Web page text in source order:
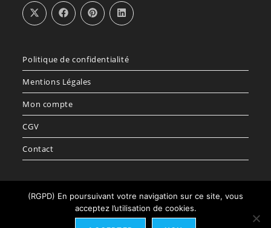
Politique de confidentialité
Mentions Légales
Mon compte
CGV
Contact
Politique de confidentialité Mentions Légales
Mon compte
CGV
Contact
(RGPD) En poursuivant votre navigation sur ce site, vous
acceptez l’utilisation de cookies.